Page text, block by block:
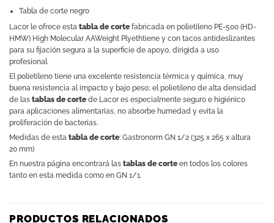
Tabla de corte negro
Lacor le ofrece esta tabla de corte fabricada en polietileno PE-500 (HD-
HMW) High Molecular AAWeight Plyethtiene y con tacos antideslizantes
para su fijación segura a la superficie de apoyo, dirigida a uso
profesional.
El polietileno tiene una excelente resistencia térmica y química, muy
buena resistencia al impacto y bajo peso; el polietileno de alta densidad
de las tablas de corte de Lacor es especialmente seguro e higiénico
para aplicaciones alimentarias, no absorbe humedad y evita la
proliferación de bacterias.
Medidas de esta tabla de corte: Gastronorm GN 1/2 (325 x 265 x altura
20 mm)
En nuestra página encontrará las tablas de corte en todos los colores
tanto en esta medida como en GN 1/1.
PRODUCTOS RELACIONADOS